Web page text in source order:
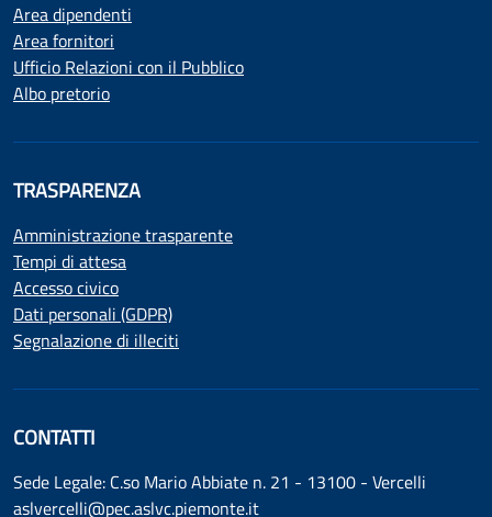
Area dipendenti
Area fornitori
Ufficio Relazioni con il Pubblico
Albo pretorio
TRASPARENZA
Amministrazione trasparente
Tempi di attesa
Accesso civico
Dati personali (GDPR)
Segnalazione di illeciti
CONTATTI
Sede Legale: C.so Mario Abbiate n. 21 - 13100 - Vercelli
aslvercelli@pec.aslvc.piemonte.it